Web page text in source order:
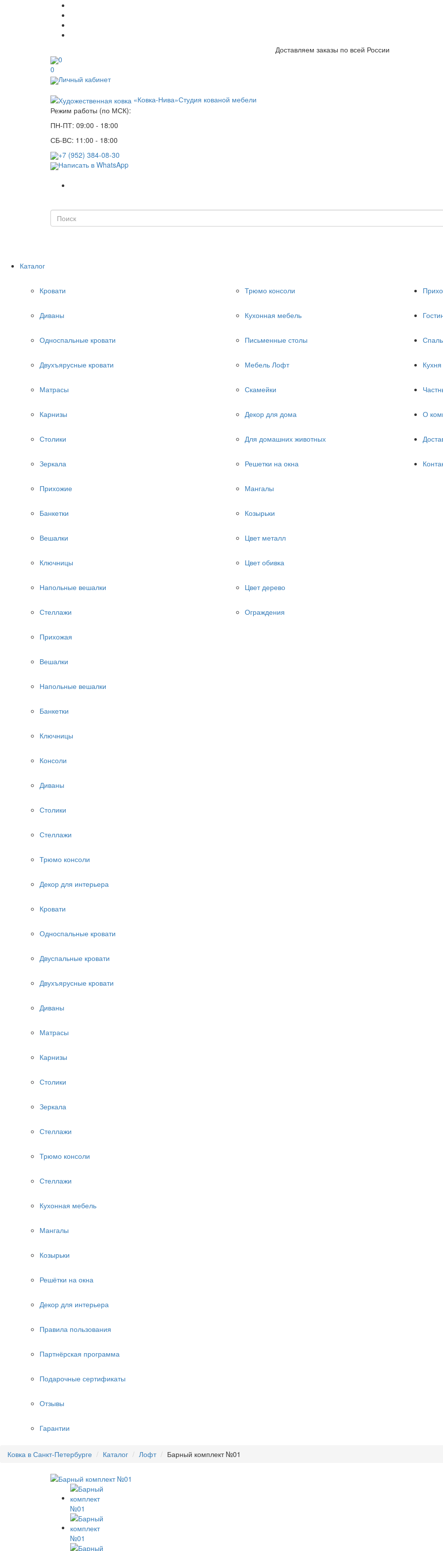
Доставляем заказы по всей России
0
0
Личный кабинет
«Ковка-Нива»Студия кованой мебели
Режим работы (по МСК):
ПН-ПТ: 09:00 - 18:00
СБ-ВС: 11:00 - 18:00
+7 (952) 384-08-30
Написать в WhatsApp
Каталог
Кровати
Диваны
Односпальные кровати
Двухъярусные кровати
Матрасы
Карнизы
Столики
Зеркала
Прихожие
Банкетки
Вешалки
Ключницы
Напольные вешалки
Стеллажи
Трюмо консоли
Кухонная мебель
Письменные столы
Мебель Лофт
Скамейки
Декор для дома
Для домашних животных
Решетки на окна
Мангалы
Козырьки
Цвет металл
Цвет обивка
Цвет дерево
Ограждения
Прихожая
Вешалки
Напольные вешалки
Банкетки
Ключницы
Консоли
Диваны
Столики
Стеллажи
Трюмо консоли
Декор для интерьера
Кровати
Односпальные кровати
Двуспальные кровати
Двухъярусные кровати
Диваны
Матрасы
Карнизы
Столики
Зеркала
Стеллажи
Трюмо консоли
Кухня
Стеллажи
Кухонная мебель
Мангалы
Козырьки
Решётки на окна
Декор для интерьера
О
Правила пользования
Партнёрская программа
Подарочные сертификаты
Отзывы
Гарантии
Ковка в Санкт-Петербурге Каталог Лофт Барный комплект №01